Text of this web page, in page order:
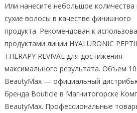
Или нанесите небольшое количества
сухие волосы в качестве финишного
продукта. Рекомендован к
продуктами линии HYALURONIC
THERAPY REVIVAL для достижения
максимального результата. Объем
BeautyMax — официальный
бренда Bouticle в Магнитогорске
BeautyMax. Профессиональные